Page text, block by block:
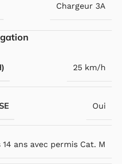
Chargeur 3A
25 km/h
Oui
14 ans avec permis Cat. M